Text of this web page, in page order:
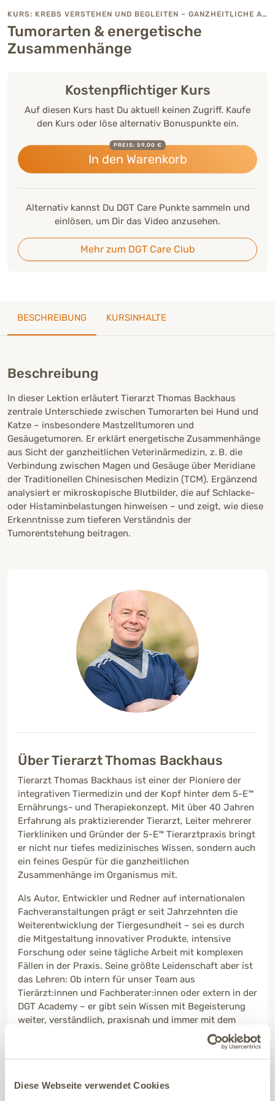
Diese Webseite verwendet Cookies
KURS: KREBS VERSTEHEN UND BEGLEITEN – GANZHEITLICHE ANSÄTZE IN DER VETERINÄRMEDIZIN
Tumorarten & energetische
Zusammenhänge
Kostenpflichtiger Kurs
Auf diesen Kurs hast Du aktuell keinen Zugriff. Kaufe
den Kurs oder löse alternativ Bonuspunkte ein.
In den Warenkorb
PREIS: 59,00 €
Alternativ kannst Du DGT Care Punkte sammeln und
einlösen, um Dir das Video anzusehen.
Mehr zum DGT Care Club
BESCHREIBUNG KURSINHALTE
Beschreibung
In dieser Lektion erläutert Tierarzt Thomas Backhaus
zentrale Unterschiede zwischen Tumorarten bei Hund und
Katze – insbesondere Mastzelltumoren und
Gesäugetumoren. Er erklärt energetische Zusammenhänge
aus Sicht der ganzheitlichen Veterinärmedizin, z. B. die
Verbindung zwischen Magen und Gesäuge über Meridiane
der Traditionellen Chinesischen Medizin (TCM). Ergänzend
analysiert er mikroskopische Blutbilder, die auf Schlacke-
oder Histaminbelastungen hinweisen – und zeigt, wie diese
Erkenntnisse zum tieferen Verständnis der
Tumorentstehung beitragen.
Über Tierarzt Thomas Backhaus
Tierarzt Thomas Backhaus ist einer der Pioniere der
integrativen Tiermedizin und der Kopf hinter dem 5-E™
Ernährungs- und Therapiekonzept. Mit über 40 Jahren
Erfahrung als praktizierender Tierarzt, Leiter mehrerer
Tierkliniken und Gründer der 5-E™ Tierarztpraxis bringt
er nicht nur tiefes medizinisches Wissen, sondern auch
ein feines Gespür für die ganzheitlichen
Zusammenhänge im Organismus mit.
Als Autor, Entwickler und Redner auf internationalen
Fachveranstaltungen prägt er seit Jahrzehnten die
Weiterentwicklung der Tiergesundheit – sei es durch
die Mitgestaltung innovativer Produkte, intensive
Forschung oder seine tägliche Arbeit mit komplexen
Fällen in der Praxis. Seine größte Leidenschaft aber ist
das Lehren: Ob intern für unser Team aus
Tierärzt:innen und Fachberater:innen oder extern in der
DGT Academy – er gibt sein Wissen mit Begeisterung
weiter, verständlich, praxisnah und immer mit dem